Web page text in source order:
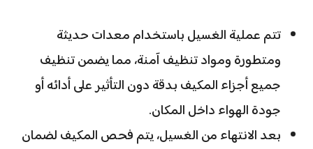
تتم عملية الغسيل باستخدام معدات حديثة
ومتطورة ومواد تنظيف آمنة، مما يضمن تنظيف
جميع أجزاء المكيف بدقة دون التأثير على أدائه أو
جودة الهواء داخل المكان.
بعد الانتهاء من الغسيل، يتم فحص المكيف لضمان